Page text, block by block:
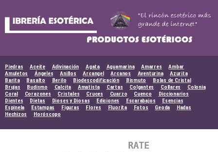
Piedras Aceite Adivinación Agata Aguamarina Amarres
Ambar
Amuletos
Ángeles Anillos Arcangel Arcanos Aventurina
Azurita
Barita
Basalto Berilo Biodescodificación Bismuto
Bolas de Cristal
Brujas
Budismo Calcita Amatista Cartas Colgantes Collares
Colonia
Coral
Corazones Cristales Cruces Cuarzo Cuenco
Diccionarios
Dientes
Dietas Dioses y Diosas Ediciones Escarabajos
Esencias
Espinela
Estampas Figuras Flores Fluorita Fotos Geoda
Hadas
Hechizos
Horóscopo
RATE